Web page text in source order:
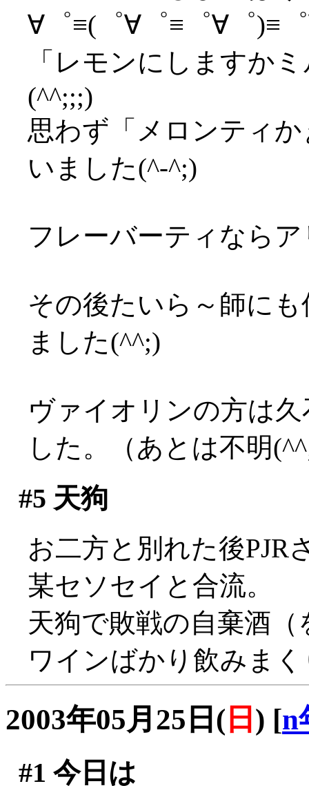
∀゜≡(゜∀゜≡゜∀゜)≡
「レモンにしますか
(^^;;;)
思わず「メロンティ
いました(^-^;)
フレーバーティなら
その後たいら～師に
ました(^^;)
ヴァイオリンの方は
した。（あとは不明
#5 天狗
お二方と別れた後PJR
某セソセイと合流。
天狗で敗戦の自棄酒（
ワインばかり飲みま
2003年05月25日( 日 ) [n
#1 今日は